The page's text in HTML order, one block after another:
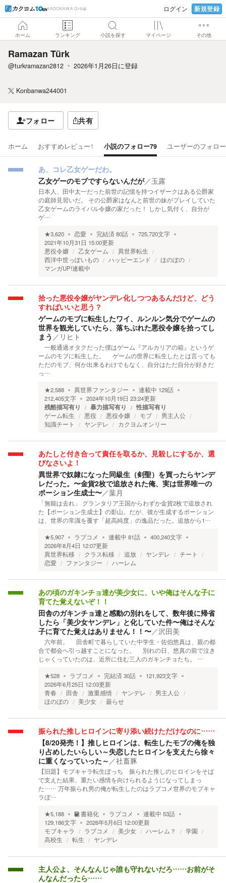
KADOKAWA Group ログイン 新規登録
ホーム ランキング 小説を探す マイページ その他
Ramazan Türk
@turkramazan2812 2026年1月26日に登録
Konbanwa244001
フォロー 共有
ホーム おすすめレビュー1 小説のフォロー79 ユーザーのフォロー
あ、コレ乙女ゲーだわ。
乙女ゲーのモブですらないんだが／玉露
日本人、田中太一だった前世の記憶を持つイザークはある公爵家
の庭師見習いだ。 その公爵家はなんと前世の妹がプレイしていた
乙女ゲームのライバル令嬢の家だった！ しかし気付く、自分が
ゲ…
★3,620 恋愛 完結済80話 725,720文字
2021年10月31日 15:00更新
悪役令嬢
乙女ゲーム
異世界転生
西洋中世っぽいもの
ハッピーエンド
ほのぼの
マンガUP!連載中
拾った悪役令嬢がヤンデレ化しつつあるんだけど、どう
すればいいと思う？
ゲームのモブに転生したワイ、ルンルン気分でゲームの
世界を観光していたら、落ちぶれた悪役令嬢を拾ってし
まう ／ リヒト
一般通過オタクだった僕はゲーム『アルカリアの箱』というゲ
ームのモブに転生した。 ゲームの世界に転生したとは言っても
ただのモブ、何か出来るわけでもなく、自分はただ自分が好きだ
っ…
★2,588 異世界ファンタジー 連載中 129話
212,405文字 2024年10月19日 23:24更新
残酷描写有り 暴力描写有り 性描写有り
ゲーム転生 悪役 悪役令嬢 モブ
男主人公
知識チート
ヤンデレ カクヨムオンリー
あたしと付き合って責任を取るか、見殺しにするか、選
びなさいよ！
異世界で奴隷になった同級生（剣聖）を買ったらヤンデ
レだった。〜金貨2枚で追放された俺、実は世界唯一の
ポーション生成士〜／葉月
「無能は去れ」 グランタリア王国からわずか金貨2枚で追放され
た【ポーション生成士】の影山。だが、彼が生成するポーション
は、世界の常識を覆す「超高純度」の逸品だった。 ​追放から1…
★5,907 ラブコメ 連載中 81話 400,240文字
2026年8月4日 12:07更新
異世界転移
クラス転移 追放 ヤンデレ
チート
恋愛
ファンタジー ハーレム
あの頃のガキンチョ達が美少女に、いや俺はそんな子に
育てた覚えないぞ！！
田舎のガキンチョ達と感動の別れをして、数年後に帰省
したら「美少女ヤンデレ」と化していた件〜俺はそんな
子に育てた覚えはありません！！〜／沢田美
六年前。 田舎町で暮らしていた中学生・佐伯悠真は、親の都
合で都会へ引っ越すことになった。 別れの日、悠真の前で泣き
じゃくっていたのは、近所に住む三人のガキンチョたち。 …
★528 ラブコメ 完結済30話 121,923文字
2026年6月25日 12:03更新
青春
田舎 激重感情 ヤンデレ
男主人公
ほのぼの
美少女 曇らせ
振られた推しヒロインに寄り添い続けただけなのに……
【8/20発売！】推しヒロインは、転生したモブの俺を独
り占めしたいらしい～失恋したヒロインを支えたら徐々
に重くなっていった～ ／社畜豚
【旧題】モブキャラ転生ぼっち 振られた推しのヒロインをそば
で支えた結果、重たい感情を向けられるようになってしまっ
た…… 万年振られ男の俺が転生したのはラブコメ世界のモブキャ
ラぼ…
★5,188 書籍化 ラブコメ 連載中 53話
129,186文字 2026年5月6日 12:00更新
モブキャラ
ラブコメ 美少女 ハーレム？
学園
高校生
転生 ヤンデレ
主人公よ、そんなんじゃ誰も守れないだろ……お前がそ
んなんだったら……